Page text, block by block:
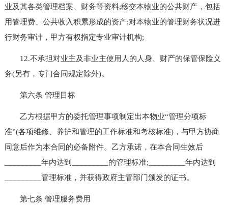
业及其各类管理档案、财务等资料;移交本物业的公共财产，包括
用管理费、公共收入积累形成的资产;对本物业的管理财务状况进
行财务审计，甲方有权指定专业审计机构;
12.不承担对业主及非业主使用人的人身、财产的保管保险义
务(另有，专门合同规定除外)。
第六条 管理目标
乙方根据甲方的委托管理事项制定出本物业“管理分项标
准”(各项维修、养护和管理的工作标准和考核标准)，与甲方协商
同意后作为本合同的必备附件。乙方承诺，在本合同生效后
_________年内达到_________的管理标准;_________年内达到
_________管理标准，并获得政府主管部门颁发的证书。
第七条 管理服务费用